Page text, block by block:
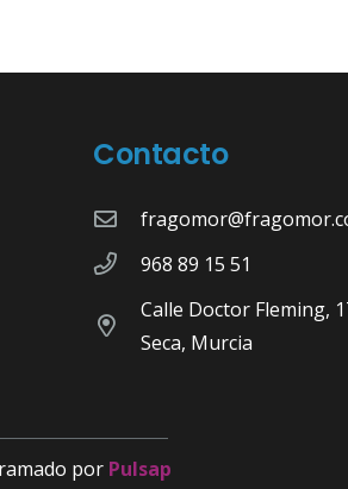
Contacto
968 89 15 51
Calle Doctor Fleming,
Seca, Murcia
por Pulsap